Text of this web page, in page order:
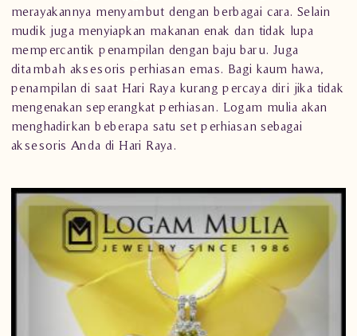
merayakannya menyambut dengan berbagai cara. Selain
mudik juga menyiapkan makanan enak dan tidak lupa
mempercantik penampilan dengan baju baru. Juga
ditambah aksesoris perhiasan emas. Bagi kaum hawa,
penampilan di saat Hari Raya kurang percaya diri jika tidak
mengenakan seperangkatperhiasan
. Logam mulia akan
menghadirkan beberapa satu set perhiasan sebagai
aksesoris Anda di Hari Raya.